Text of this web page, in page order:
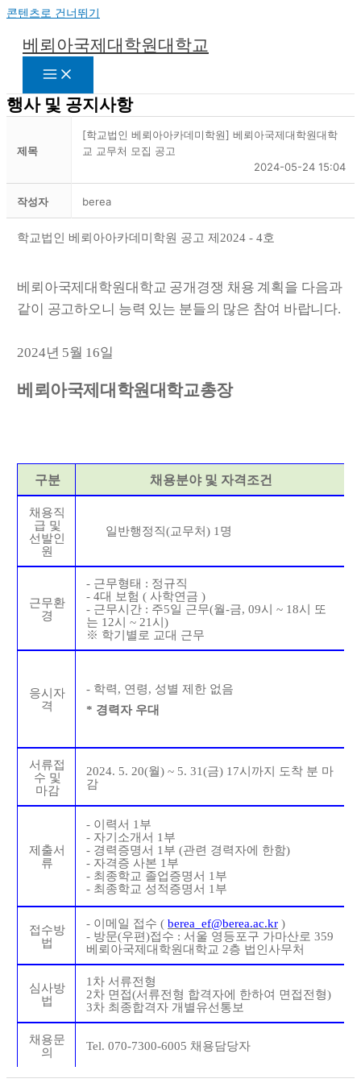
콘텐츠로 건너뛰기
베뢰아국제대학원대학교
행사 및 공지사항
제목
[학교법인 베뢰아아카데미학원] 베뢰아국제대학원대학
교 교무처 모집 공고
2024-05-24 15:04
작성자 berea
학교법인 베뢰아아카데미학원 공고 제 2024 - 4호
베뢰아국제대학원대학교 공개경쟁 채용 계획을 다음과
같이 공고하오니 능력 있는 분들의 많은 참여 바랍니다.
2024년 5월 16일
베뢰아국제대학원대학교총장
구분 채용분야 및 자격조건
채용직
급 및
선발인
원
일반행정직(교무처) 1 명
근무환
경
- 근무형태 : 정규직
- 4대 보험 ( 사학연금 )
- 근무시간 : 주5일 근무(월-금, 09시 ~ 18시 또
는 12시 ~ 21시 )
※ 학기별로 교대 근무
응시자
격
- 학력, 연령, 성별 제한 없음
* 경력자 우대
서류접
수 및
마감
2024. 5. 20(월) ~ 5. 31(금) 17시까지 도착 분 마
감
제출서
류
- 이력서 1 부
- 자기소개서 1 부
- 경력증명서 1 부 (관련 경력자에 한함)
- 자격증 사본 1 부
- 최종학교 졸업증명서 1 부
- 최종학교 성적증명서 1 부
접수방
법
- 이메일 접수 ( berea_ef@berea.ac.kr )
- 방문(우편)접수 : 서울 영등포구 가마산로 359
베뢰아국제대학원대학교 2층 법인사무처
심사방
법
1 차 서류전형
2차 면접(서류전형 합격자에 한하여 면접전형)
3차 최종합격자 개별유선통보
채용문
의
Tel. 070-7300-6005 채용담당자